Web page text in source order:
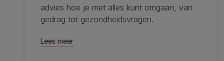
advies hoe je met alles kunt omgaan, van
gedrag tot gezondheidsvragen.
Lees meer